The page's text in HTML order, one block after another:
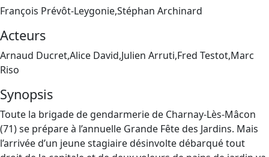
François Prévôt-Leygonie,Stéphan Archinard
Acteurs
Arnaud Ducret,Alice David,Julien Arruti,Fred Testot,Marc
Riso
Synopsis
Toute la brigade de gendarmerie de Charnay-Lès-Mâcon
(71) se prépare à l’annuelle Grande Fête des Jardins. Mais
l’arrivée d’un jeune stagiaire désinvolte débarqué tout